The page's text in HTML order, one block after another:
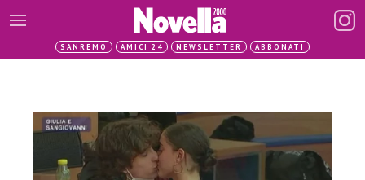
SANREMO AMICI 24 NEWSLETTER ABBONATI